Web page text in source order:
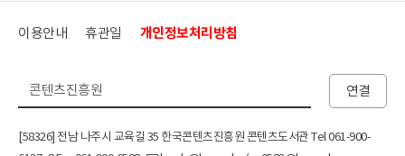
이용안내 휴관일 개인정보처리방침
연결
[58326] 전남 나주시 교육길 35 한국콘텐츠진흥원 콘텐츠도서관 Tel 061-900-